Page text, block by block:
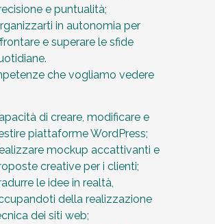
e puntualità;
in autonomia per
e superare le sfide
che vogliamo vedere
di creare, modificare e
piattaforme WordPress;
mockup accattivanti e
creative per i clienti;
le idee in realtà,
della realizzazione
dei siti web;